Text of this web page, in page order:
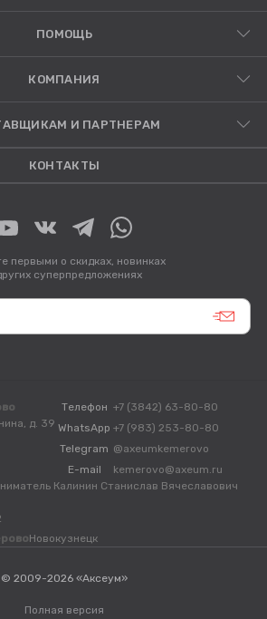
ПОМОЩЬ
КОМПАНИЯ
И ПАРТНЕРАМ
КОНТАКТЫ
первыми о скидках, новинках
суперпредложениях
д. 39
Телефон +7 (3842) 63-80-80
WhatsApp +7 (983) 253-80-80
Telegram @axeumkemerovo
E-mail
kemerovo@axeum.ru
Калинин Станислав Вячеславович
Новокузнецк
© 2009-2026 «Аксеум»
Полная версия